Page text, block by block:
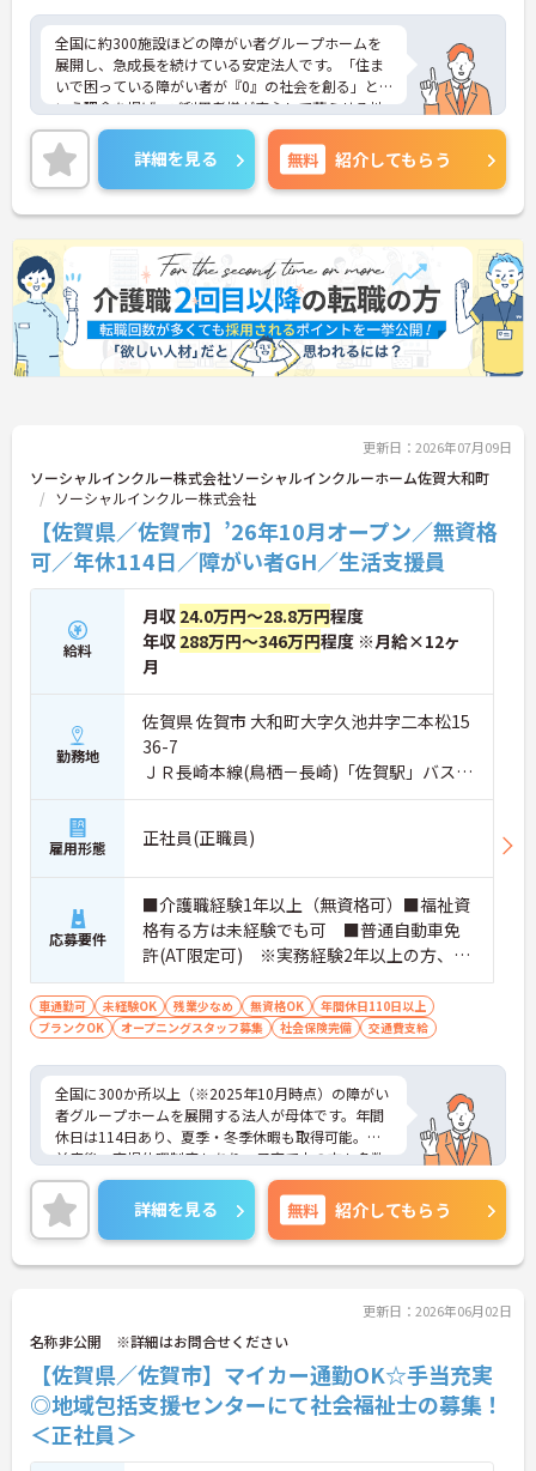
全国に約300施設ほどの障がい者グループホームを
展開し、急成長を続けている安定法人です。「住ま
いで困っている障がい者が『0』の社会を創る」と
いう理念を掲げ、ご利用者様が安心して暮らせる地
域社会の実現を目指しています。日中サービス支援
型のホームとして、ご利用者様一人ひとりを尊重し
た温かい支援を提供しています。グループホーム専
用に設計された新築物件を中心に運営しており、清
潔で快適な環境が整っています。入社時の研修をは
じめ、現場でのOJTやオンライン動画研修など、手
厚い教育体制を整えています。これまで培ってこら
れた福祉業界でのご経験や有資格者としての専門性
を存分に活かせる環境です。将来的に正社員を目指
すことができる登用制度や、外部研修の受講支援な
どもご用意しています。お食事の準備におきまして
も、レシピや食材の宅配サービスを利用することで
【柔軟な働き方が実現できる環境が整っています】
・週1日からの勤務が可能で、平日のみや土日のみ
といったご希望にも柔軟に対応しています
・基本残業は発生しないため、プライベートの時間
やWワークとの両立がしやすい環境です
・お食事の準備には食材の宅配サービスを利用して
おり、献立やレシピが決まっているため安心してお
仕事に取り組んでいただけます
・夜間も複数名のスタッフが常駐する人員体制を確
保しており、夜間の見守りや巡回業務も心強い環境
です
【充実した待遇で長期的なご就業を後押ししていま
・駐車場を完備しているためマイカーでのご通勤も
可能です
・パートの方も年2回の昇給の機会が設けられてい
ます
詳細を見る 無料 紹介してもらう
更新日：2026年07月09日
ソーシャルインクルー株式会社ソーシャルインクルーホーム佐賀大和町
ソーシャルインクルー株式会社
【佐賀県／佐賀市】’26年10月オープン／無資格
可／年休114日／障がい者GH／生活支援員
給料
月収 24.0万円～28.8万円程度
年収 288万円～346万円程度 ※月給×12ヶ
月
勤務地
佐賀県 佐賀市 大和町大字久池井字二本松15
36-7
ＪＲ長崎本線(鳥栖－長崎)「佐賀駅」バス・
車16分
雇用形態 正社員(正職員)
応募要件
■介護職経験1年以上（無資格可）■福祉資
格有る方は未経験でも可 ■普通自動車免
許(AT限定可) ※実務経験2年以上の方、障
がい者福祉に関する経験をお持ちの方大歓
迎
車通勤可 未経験OK 残業少なめ 無資格OK
年間休日110日以上
ブランクOK
オープニングスタッフ募集 社会保険完備 交通費支給
全国に300か所以上（※2025年10月時点）の障がい
者グループホームを展開する法人が母体です。年間
休日は114日あり、夏季・冬季休暇も取得可能。産
前産後・育児休暇制度もあり、子育て中の方も多数
活躍中で、ワークライフバランスを大切にしながら
働ける環境が整っています。研修制度や外部勉強会
の受講支援もあり、スキルアップもしっかりサポー
ト。将来的には管理者やエリアマネージャーへのキ
ャリアアップも目指せます。20代から60代まで幅広
の職場です。介護経験を活かしたい方、福祉の資格
をお持ちの方、安定した法人でキャリアを築きたい
方におすすめです。
★おすすめPOINT★
・生活支援員からスタートし、サービス管理責任者
やエリアマネージャーへと続く明確なステップアッ
プの道筋が用意されています。急成長中の企業であ
詳細を見る 無料 紹介してもらう
更新日：2026年06月02日
名称非公開 ※詳細はお問合せください
【佐賀県／佐賀市】マイカー通勤OK☆手当充実
◎地域包括支援センターにて社会福祉士の募集！
＜正社員＞